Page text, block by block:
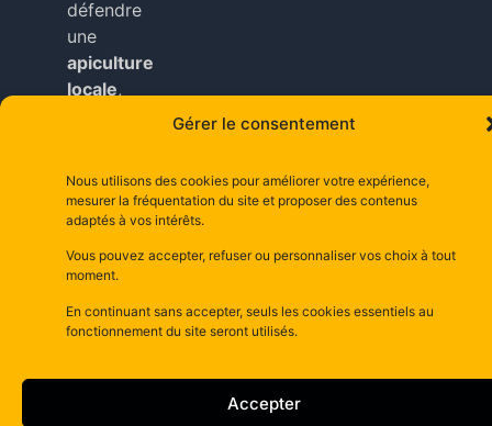
Gérer le consentement
Nous utilisons des cookies pour améliorer votre expérience,
mesurer la fréquentation du site et proposer des contenus
adaptés à vos intérêts.
Vous pouvez accepter, refuser ou personnaliser vos choix à tout
moment.
En continuant sans accepter, seuls les cookies essentiels au
fonctionnement du site seront utilisés.
Accepter
défendre
une
apiculture
locale,
à tous
nos
adhérents
Copyright © depuis 2025 dsm– la maison d’abeilles
depuis 1981–Mentions Légales